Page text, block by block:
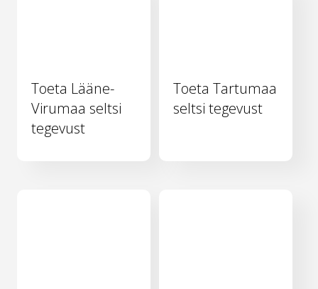
Toeta Lääne-
Virumaa seltsi
tegevust
Toeta Tartumaa
seltsi tegevust